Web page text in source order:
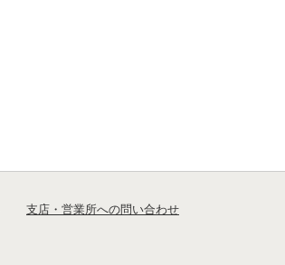
支店・営業所への問い合わせ